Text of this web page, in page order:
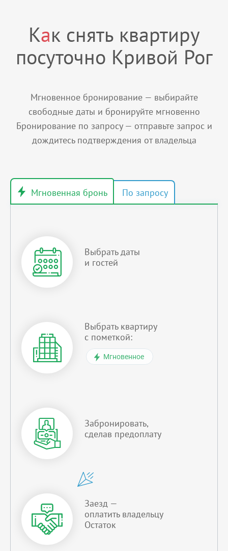
Как снять квартиру
посуточно Кривой Рог
Мгновенное бронирование — выбирайте
свободные даты и бронируйте мгновенно
Бронирование по запросу — отправьте запрос и
дождитесь подтверждения от владельца
Выбрать даты
и гостей
Выбрать квартиру
с пометкой:
Мгновенное
Забронировать,
сделав предоплату
Заезд —
оплатить владельцу
Остаток